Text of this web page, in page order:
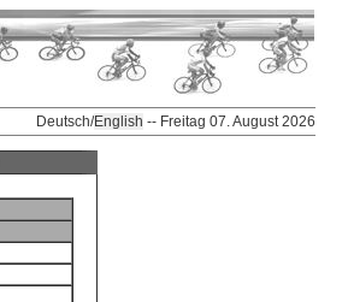
Deutsch/English -- Freitag 07. August 2026